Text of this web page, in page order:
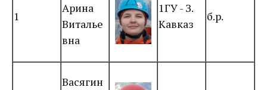
1
Арина
Виталье
вна
1ГУ - З.
Кавказ
б.р.
Васягин